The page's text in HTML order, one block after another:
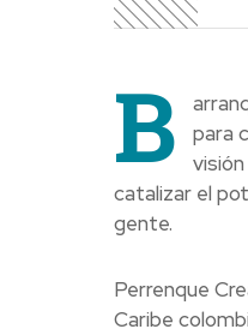
B
para
catalizar el
gente.
Perrenque
Caribe